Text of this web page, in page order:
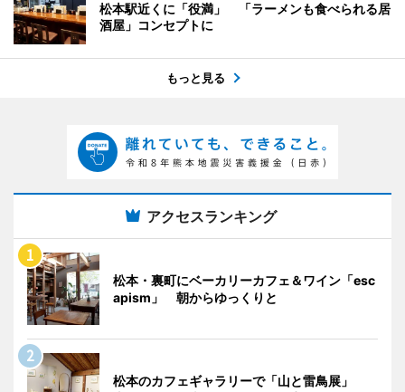
松本駅近くに「役満」 「ラーメンも食べられる居
酒屋」コンセプトに
もっと見る
アクセスランキング
松本・裏町にベーカリーカフェ＆ワイン「esc
apism」 朝からゆっくりと
松本のカフェギャラリーで「山と雷鳥展」